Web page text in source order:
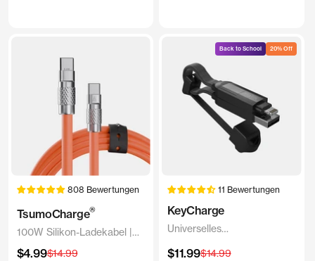
808 Bewertungen
TsumoCharge®
100W Silikon-Ladekabel |
Orange
Angebotspreis
$4.99Regulärer
$14.99
Back to School 20% Off
11 Bewertungen
KeyCharge
Universelles
Angebotspreis
$11.99Regulärer
$14.99